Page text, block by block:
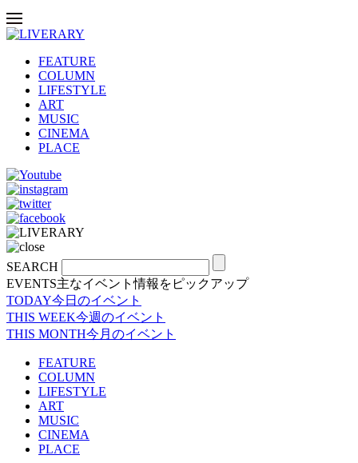
FEATURE
COLUMN
LIFESTYLE
ART
MUSIC
CINEMA
PLACE
SEARCH
EVENTS主なイベント情報をピックアップ
TODAY今日のイベント
THIS WEEK今週のイベント
THIS MONTH今月のイベント
FEATURE
COLUMN
LIFESTYLE
ART
MUSIC
CINEMA
PLACE